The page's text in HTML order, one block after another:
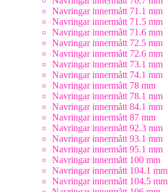
Navringar innermått 71.1 mm
Navringar innermått 71.5 mm
Navringar innermått 71.6 mm
Navringar innermått 72.5 mm
Navringar innermått 72.6 mm
Navringar innermått 73.1 mm
Navringar innermått 74.1 mm
Navringar innermått 78 mm
Navringar innermått 78.1 mm
Navringar innermått 84.1 mm
Navringar innermått 87 mm
Navringar innermått 92.3 mm
Navringar innermått 93.1 mm
Navringar innermått 95.1 mm
Navringar innermått 100 mm
Navringar innermått 104.1 mm
Navringar innermått 104.5 mm